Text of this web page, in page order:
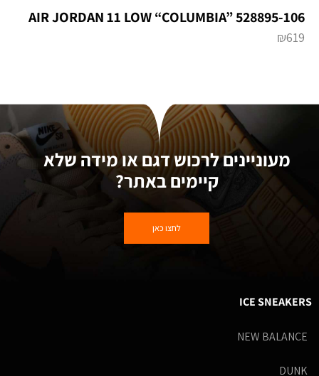
AIR JORDAN 11 LOW “COLUMBIA” 528895-106
₪619
מעוניינים לרכוש דגם או מידה שלא
קיימים באתר?
לחצו כאן
ICE SNEAKERS
NEW BALANCE
DUNK